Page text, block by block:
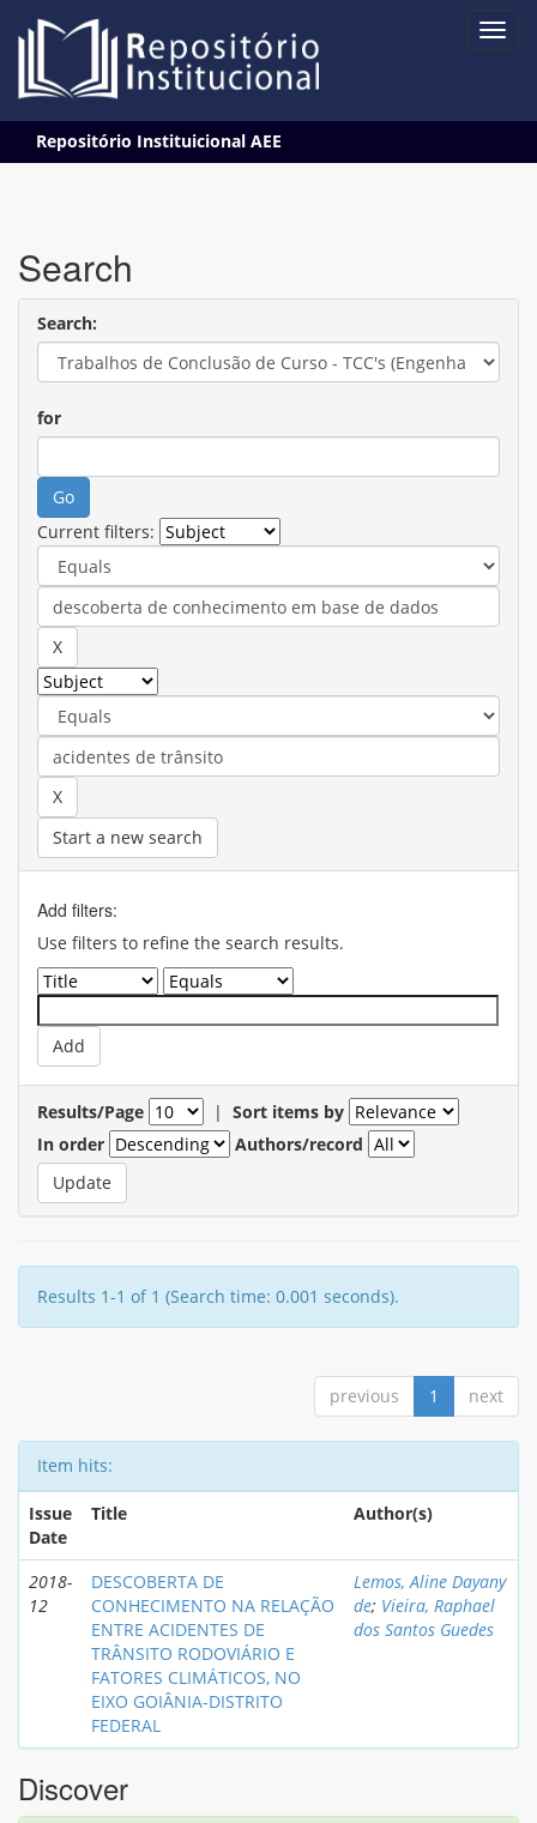
navigation
Repositório Instituicional AEE
Search
Search:
for
Current filters:
Start a new search
Add filters:
Use filters to refine the search results.
Results/Page | Sort items by
In order
Authors/record
Results 1-1 of 1 (Search time: 0.001 seconds).
previous 1 next
Item hits:
Issue
Date
Title Author(s)
2018-
12
DESCOBERTA DE
CONHECIMENTO NA RELAÇÃO
ENTRE ACIDENTES DE
TRÂNSITO RODOVIÁRIO E
FATORES CLIMÁTICOS, NO
EIXO GOIÂNIA-DISTRITO
FEDERAL
Lemos, Aline Dayany
de; Vieira, Raphael
dos Santos Guedes
Discover